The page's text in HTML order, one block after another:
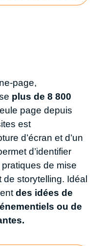
plus de 8 800
page depuis
est
d’écran et d’un
d’identifier
de mise
de storytelling. Idéal
des idées de
ou de